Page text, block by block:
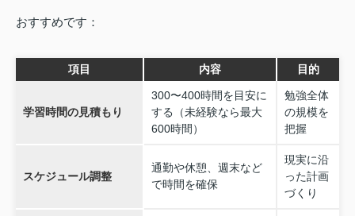
おすすめです：
項目 内容 目的
学習時間の見積もり
300〜400時間を目安に
する（未経験なら最大
600時間）
勉強全体
の規模を
把握
スケジュール調整
通勤や休憩、週末など
で時間を確保
現実に沿
った計画
づくり